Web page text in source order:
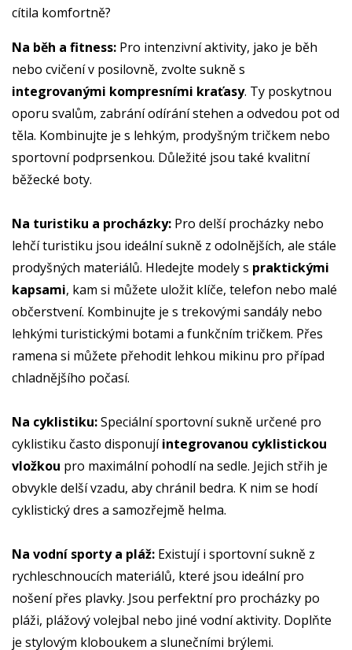
cítila komfortně?
Na běh a fitness: Pro intenzivní aktivity, jako je běh
nebo cvičení v posilovně, zvolte sukně s
integrovanými kompresními kraťasy. Ty poskytnou
oporu svalům, zabrání odírání stehen a odvedou pot od
těla. Kombinujte je s lehkým, prodyšným tričkem nebo
sportovní podprsenkou. Důležité jsou také kvalitní
běžecké boty.
Na turistiku a procházky: Pro delší procházky nebo
lehčí turistiku jsou ideální sukně z odolnějších, ale stále
prodyšných materiálů. Hledejte modely s praktickými
kapsami, kam si můžete uložit klíče, telefon nebo malé
občerstvení. Kombinujte je s trekovými sandály nebo
lehkými turistickými botami a funkčním tričkem. Přes
ramena si můžete přehodit lehkou mikinu pro případ
chladnějšího počasí.
Na cyklistiku:Speciální sportovní sukně určené pro
cyklistiku často disponujíintegrovanou cyklistickou
vložkou pro maximální pohodlí na sedle. Jejich střih je
obvykle delší vzadu, aby chránil bedra. K nim se hodí
cyklistický dres a samozřejmě helma.
Na vodní sporty a pláž: Existují i sportovní sukně z
rychleschnoucích materiálů, které jsou ideální pro
nošení přes plavky. Jsou perfektní pro procházky po
pláži, plážový volejbal nebo jiné vodní aktivity. Doplňte
je stylovým kloboukem a slunečními brýlemi.